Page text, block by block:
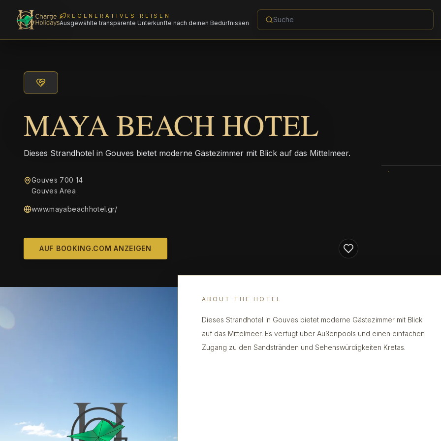
REGENERATIVES REISEN
Ausgewählte transparente Unterkünfte nach deinen Bedürfnissen
MAYA BEACH HOTEL
Dieses Strandhotel in Gouves bietet moderne Gästezimmer mit Blick auf das Mittelmeer.
Gouves 700 14
Gouves Area
www.mayabeachhotel.gr/
AUF BOOKING.COM ANZEIGEN
ABOUT THE HOTEL
Dieses Strandhotel in Gouves bietet moderne Gästezimmer mit Blick
auf das Mittelmeer. Es verfügt über Außenpools und einen einfachen
Zugang zu den Sandstränden und Sehenswürdigkeiten Kretas.